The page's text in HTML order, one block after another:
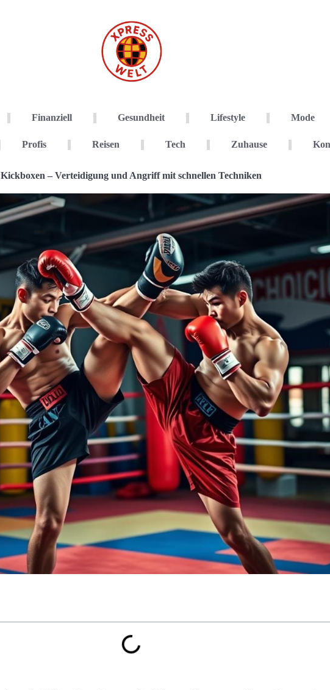
Finanziell Gesundheit Lifestyle Mode
Profis Reisen Tech Zuhause
Kickboxen – Verteidigung und Angriff mit schnellen Techniken